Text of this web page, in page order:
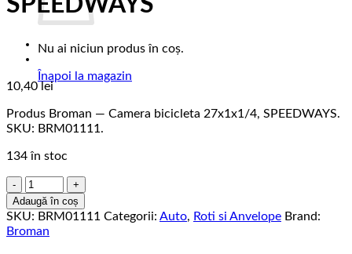
Nu ai niciun produs în coș.
Înapoi la magazin
SPEEDWAYS
10,40 lei
Produs Broman — Camera bicicleta 27x1x1/4, SPEEDWAYS.
SKU: BRM01111.
134 în stoc
Cantitate
Camera
bicicleta
27x1x1/4,
Adaugă în coș
SKU: BRM01111 Categorii: Auto, Roti si Anvelope Brand:
Broman